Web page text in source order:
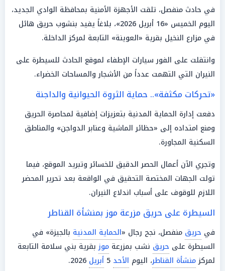
في حادث منفصل، تلقت الأجهزة الأمنية بمحافظة الوادي الجديد،
اليوم الخميس «16 أبريل 2026»، بلاغاً يفيد بنشوب حريق هائل
في مزارع النخيل بقرية «العوينة» التابعة لمركز الداخلة.
وانتقلت على الفور سيارات الإطفاء لموقع الحادث للسيطرة على
النيران التي التهمت عدداً من الأشجار والمساحات الخضراء.
«تحركات مكثفة».. حماية الثروة الحيوانية والداجنة
دفعت إدارة الحماية المدنية بتعزيزات إضافية لمحاصرة الحريق
ومنع امتداده إلى «حظائر الماشية وعنابر الدواجن» والمناطق
السكنية المجاورة.
وتجري الآن أعمال الحصر الدقيق للخسائر وتبريد الموقع، فيما
تولت الجهات المختصة التحقيق في الواقعة بعد تحرير المحضر
اللازم للوقوف على أسباب اندلاع النيران.
السيطرة على حريق مزرعة موز بمنشأة القناطر
في حريق منفصل، نجح رجال «الحماية المدنية بالجيزة» في
السيطرة على حريق نشب بمزرعة موزبقرية بني سلامة التابعة
لمركزمنشأة القناطر، اليوم الأحد أبريل